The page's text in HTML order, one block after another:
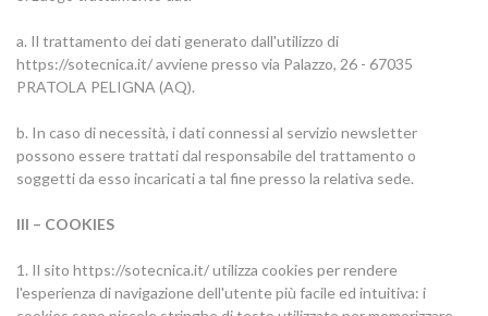
a. Il trattamento dei dati generato dall'utilizzo di
https://sotecnica.it/ avviene presso via Palazzo, 26 - 67035
PRATOLA PELIGNA (AQ).
b. In caso di necessità, i dati connessi al servizio newsletter
possono essere trattati dal responsabile del trattamento o
soggetti da esso incaricati a tal fine presso la relativa sede.
III – COOKIES
1. Il sito https://sotecnica.it/ utilizza cookies per rendere
l'esperienza di navigazione dell'utente più facile ed intuitiva: i